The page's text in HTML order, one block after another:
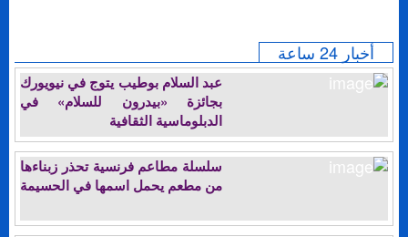
أخبار 24 ساعة
عبد السلام بوطيب يتوج في نيويورك
بجائزة «بيدرون للسلام» في
الدبلوماسية الثقافية
سلسلة مطاعم فرنسية تحذر زبناءها
من مطعم يحمل اسمها في الحسيمة